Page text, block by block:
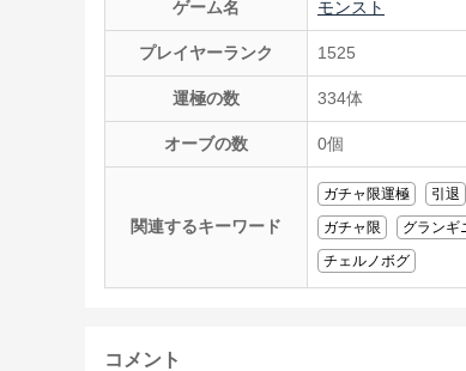
ゲーム名 モンスト
プレイヤーランク 1525
運極の数 334体
オーブの数 0個
関連するキーワード
ガチャ限運極
引退
ガチャ限
グランギ
チェルノボグ
コメント